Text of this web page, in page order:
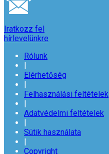
Iratkozz fel
hírlevelünkre
Rólunk
|
Elérhetőség
|
Felhasználási feltételek
|
Adatvédelmi feltételek
|
Sütik használata
|
Copyright